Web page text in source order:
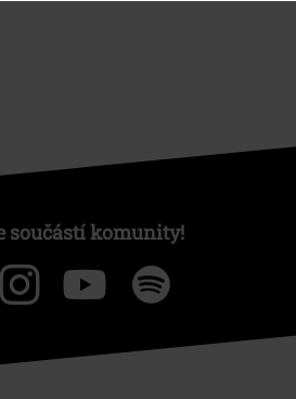
součástí komunity!